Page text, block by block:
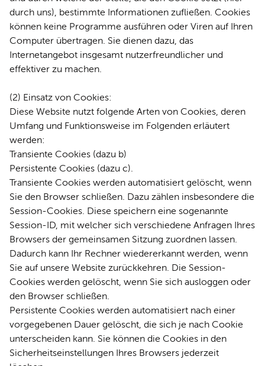
durch uns), bestimmte Informationen zufließen. Cookies
können keine Programme ausführen oder Viren auf Ihren
Computer übertragen. Sie dienen dazu, das
Internetangebot insgesamt nutzerfreundlicher und
effektiver zu machen.
(2) Einsatz von Cookies:
Diese Website nutzt folgende Arten von Cookies, deren
Umfang und Funktionsweise im Folgenden erläutert
werden:
Transiente Cookies (dazu b)
Persistente Cookies (dazu c).
Transiente Cookies werden automatisiert gelöscht, wenn
Sie den Browser schließen. Dazu zählen insbesondere die
Session-Cookies. Diese speichern eine sogenannte
Session-ID, mit welcher sich verschiedene Anfragen Ihres
Browsers der gemeinsamen Sitzung zuordnen lassen.
Dadurch kann Ihr Rechner wiedererkannt werden, wenn
Sie auf unsere Website zurückkehren. Die Session-
Cookies werden gelöscht, wenn Sie sich ausloggen oder
den Browser schließen.
Persistente Cookies werden automatisiert nach einer
vorgegebenen Dauer gelöscht, die sich je nach Cookie
unterscheiden kann. Sie können die Cookies in den
Sicherheitseinstellungen Ihres Browsers jederzeit